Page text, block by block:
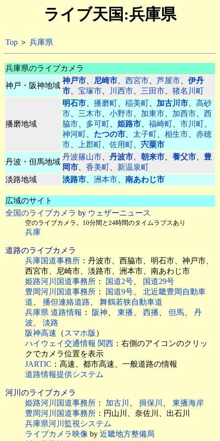
ライブ天国:兵庫県
Top ＞ 兵庫県
兵庫県のライブカメラ
神戸・阪神地域
神戸市、 尼崎市、 西宮市、 芦屋市、 伊丹
市、 宝塚市、 川西市、 三田市、 猪名川町
播磨地域
明石市、 播磨町、 稲美町、 加古川市、 高砂
市、 三木市、 小野市、 加東市、 加西市、 西
脇市、 多可町、 姫路市、 福崎町、 市川町、
神河町、 たつの市、 太子町、 相生市、 赤穂
市、 上郡町、 佐用町、 宍粟市
丹波・但馬地域
丹波篠山市、 丹波市、 朝来市、 養父市、 豊
岡市、 香美町、 新温泉町
淡路地域
淡路市、 洲本市、 南あわじ市
広域のサイト
全国のライブカメラ by ウェザーニュース
空のライブカメラ。10分間と24時間のタイムラプスあり
兵庫
道路のライブカメラ
兵庫国道事務所 ：丹波市、西脇市、明石市、神戸市、
西宮市、尼崎市、淡路市、洲本市、南あわじ市
姫路河川国道事務所 ： 国道2号、
国道29号
豊岡河川国道事務所 ： 国道9号、 北近畿豊岡自動車
道、 播但連絡道路、 舞鶴若狭自動車道
兵庫県 道路情報 ： 阪神、 東播、 西播、 但馬、 丹
波、 淡路
阪神高速 （スマホ版 ）
ハイウェイ交通情報 関西 ：右側のアイコンのクリッ
クでカメラ位置を表示
JARTIC ：高速、都市高速、一般道路の情報
道路情報提供システム
河川のライブカメラ
姫路河川国道事務所 ： 加古川 、 揖保川 、 東播海岸
豊岡河川国道事務所 ：円山川、奈佐川、出石川
兵庫県河川監視システム
ライブカメラ映像 by 近畿地方整備局